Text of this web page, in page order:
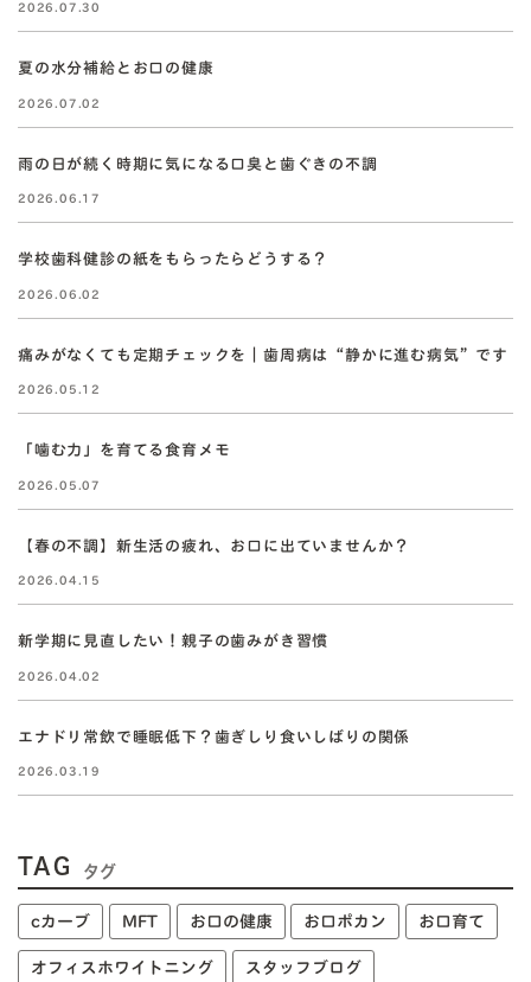
2026.07.30
夏の水分補給とお口の健康
2026.07.02
雨の日が続く時期に気になる口臭と歯ぐきの不調
2026.06.17
学校歯科健診の紙をもらったらどうする？
2026.06.02
痛みがなくても定期チェックを｜歯周病は“静かに進む病気”です
2026.05.12
「噛む力」を育てる食育メモ
2026.05.07
【春の不調】新生活の疲れ、お口に出ていませんか？
2026.04.15
新学期に見直したい！親子の歯みがき習慣
2026.04.02
エナドリ常飲で睡眠低下？歯ぎしり食いしばりの関係
2026.03.19
TAG タグ
cカーブ MFT お口の健康 お口ポカン お口育て
オフィスホワイトニング スタッフブログ